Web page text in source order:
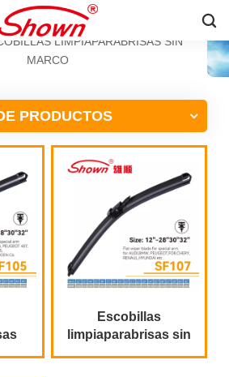
Pусский
Español
PRODUCTOS
LIMPIAPARABRISAS SIN
MARCO
PRODUCTOS
Escobillas
limpiaparabrisas sin